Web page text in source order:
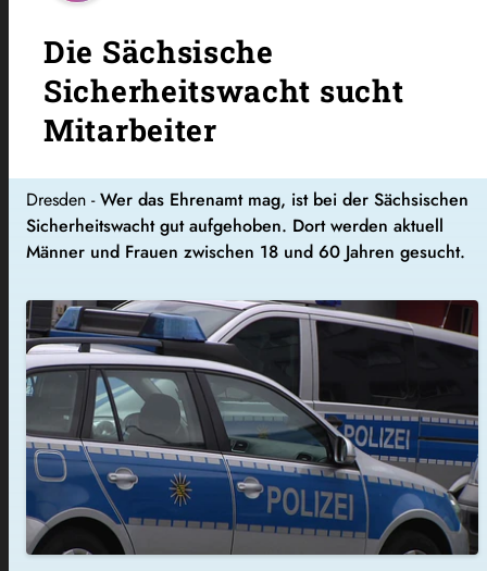
Die Sächsische
Sicherheitswacht sucht
Mitarbeiter
Dresden -Wer das Ehrenamt mag, ist bei der Sächsischen
Sicherheitswacht gut aufgehoben. Dort werden aktuell
Männer und Frauen zwischen 18 und 60 Jahren gesucht.